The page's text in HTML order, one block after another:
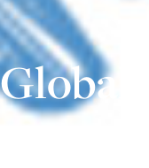
Global